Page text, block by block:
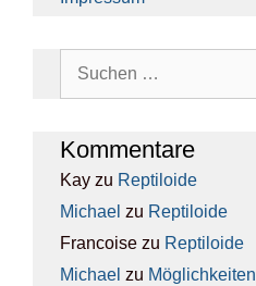
Kom­men­ta­re
Kay zu Rep­ti­lo­ide
Michael zu Rep­ti­lo­ide
Francoise zu Rep­ti­lo­ide
Michael zu Mög­lich­kei­ten